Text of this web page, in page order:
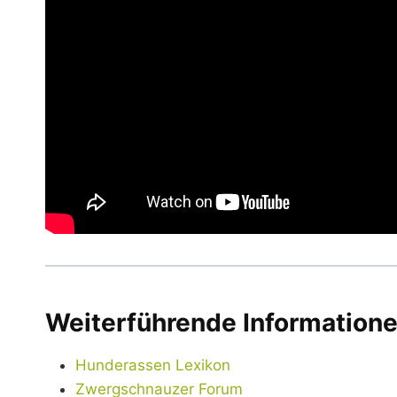
Weiterführende
Hunderassen Lexikon
Zwergschnauzer Forum